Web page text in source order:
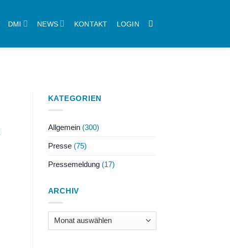
DMI NEWS KONTAKT LOGIN
KATEGORIEN
Allgemein(300)
Presse(75)
Pressemeldung(17)
ARCHIV
Archiv